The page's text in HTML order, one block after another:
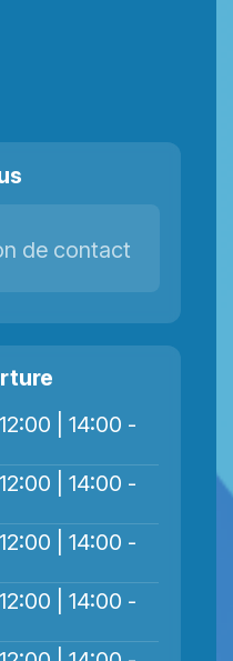
de contact
| 14:00 -
| 14:00 -
| 14:00 -
| 14:00 -